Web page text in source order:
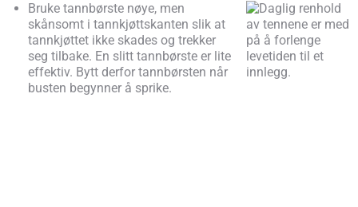
Bruke tannbørste nøye, men
skånsomt i tannkjøttskanten slik at
tannkjøttet ikke skades og trekker
seg tilbake. En slitt tannbørste er lite
effektiv. Bytt derfor tannbørsten når
busten begynner å sprike.